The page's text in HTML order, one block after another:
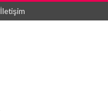
İletişim